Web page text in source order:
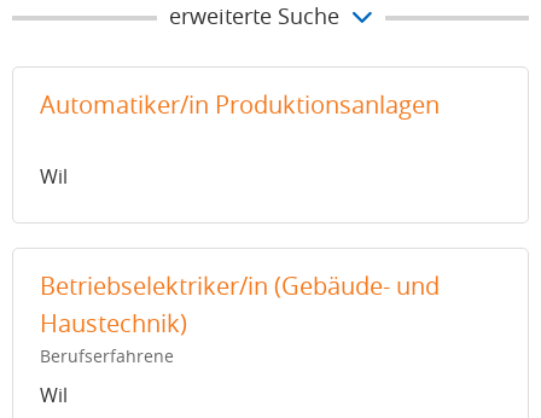
erweiterte Suche
Automatiker/in Produktionsanlagen
Wil
Betriebselektriker/in (Gebäude- und
Haustechnik)
Berufserfahrene
Wil